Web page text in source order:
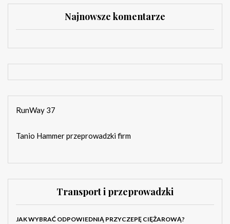
Najnowsze komentarze
RunWay 37
Tanio Hammer przeprowadzki firm
Transport i przeprowadzki
JAK WYBRAĆ ODPOWIEDNIĄ PRZYCZEPĘ CIĘŻAROWĄ?